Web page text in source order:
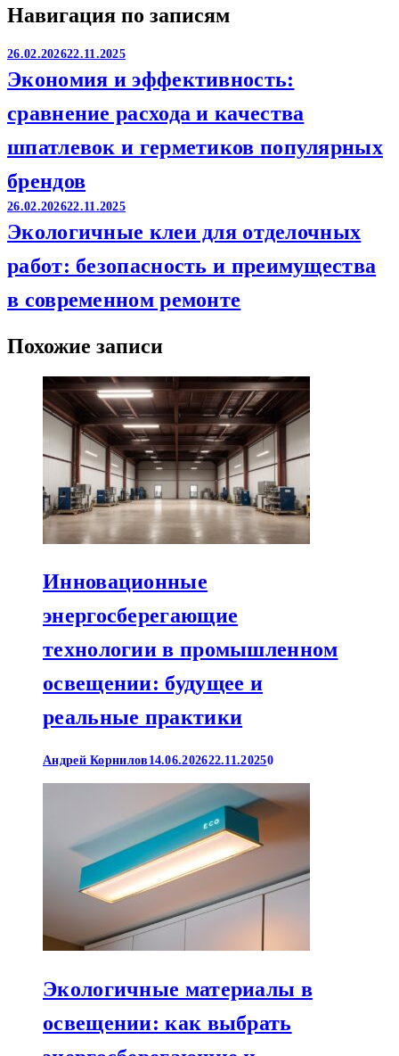
Навигация по записям
26.02.202622.11.2025
Экономия и эффективность:
сравнение расхода и качества
шпатлевок и герметиков популярных
брендов
26.02.202622.11.2025
Экологичные клеи для отделочных
работ: безопасность и преимущества
в современном ремонте
Похожие записи
Инновационные
энергосберегающие
технологии в промышленном
освещении: будущее и
реальные практики
Андрей Корнилов 14.06.202622.11.20250
Экологичные материалы в
освещении: как выбрать